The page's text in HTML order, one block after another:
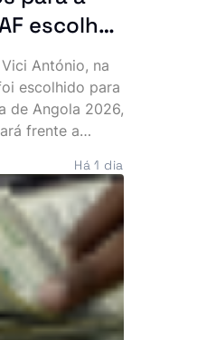
escolhe
a
Petro e
António, na
escolhido para
de Angola 2026,
frente a
16 de
marcará o
temporada
Há 1 dia